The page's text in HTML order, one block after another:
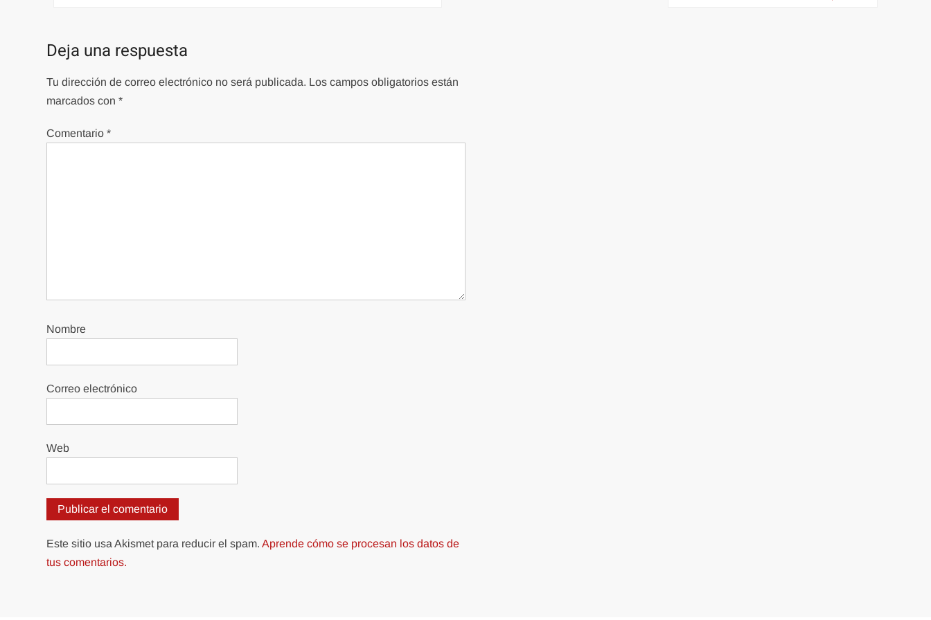
entradas
Deja una respuesta
Tu dirección de correo electrónico no será publicada. Los campos obligatorios están
marcados con*
Comentario*
Nombre
Correo electrónico
Web
Este sitio usa Akismet para reducir el spam.Aprende cómo se procesan los datos de
tus comentarios.